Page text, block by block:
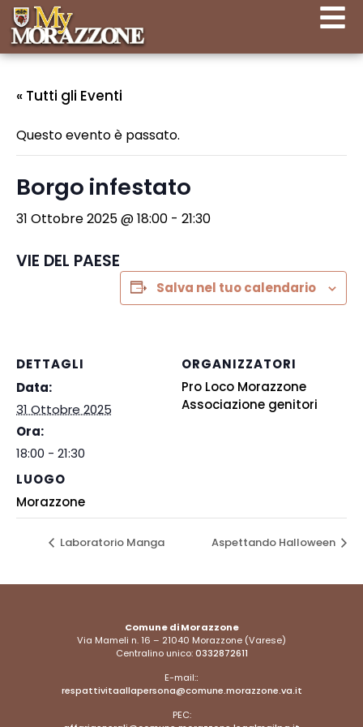
« Tutti gli Eventi
Questo evento è passato.
Borgo infestato
31 Ottobre 2025 @ 18:00 - 21:30
VIE DEL PAESE
Salva nel tuo calendario
DETTAGLI
Data:
31 Ottobre 2025
Ora:
18:00 - 21:30
LUOGO
Morazzone
ORGANIZZATORI
Pro Loco Morazzone
Associazione genitori
Laboratorio Manga Aspettando Halloween
Comune di Morazzone
Via Mameli n. 16 – 21040 Morazzone (Varese)
Centralino unico:0332872611
E-mail::
respattivitaallapersona@comune.morazzone.va.it
PEC: